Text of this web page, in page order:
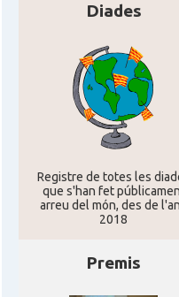
CAMON
Casal
Casal Casal
Casal
Diades
Registre de totes les
que s'han fet
arreu del món, des de
2018
Premis